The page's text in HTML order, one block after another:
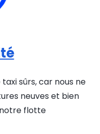
sûrs, car nous ne
neuves et bien
flotte